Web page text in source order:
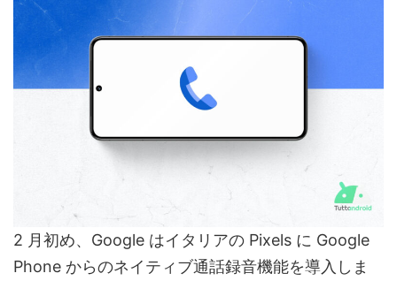
2 月初め、Google はイタリアの Pixels に Google
Phone からのネイティブ通話録音機能を導入しま